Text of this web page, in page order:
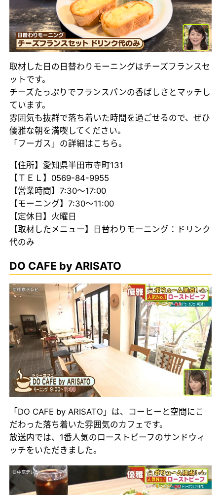
取材した日の日替わりモーニングはチーズフランスセ
ットです。
チーズたっぷりでフランスパンの香ばしさとマッチし
ています。
雰囲気も抜群で落ち着いた時間を過ごせるので、ぜひ
優雅な朝を満喫してください。
「フーガス」の詳細はこちら。
【住所】愛知県半田市寺町131
【ＴＥＬ】0569-84-9955
【営業時間】7:30～17:00
【モーニング】7:30～11:00
【定休日】火曜日
【取材したメニュー】日替わりモーニング：ドリンク
代のみ
DO CAFE by ARISATO
「DO CAFE by ARISATO」は、コーヒーと空間にこ
だわった落ち着いた雰囲気のカフェです。
放送内では、1番人気のローストビーフのサンドウィ
ッチをいただきました。